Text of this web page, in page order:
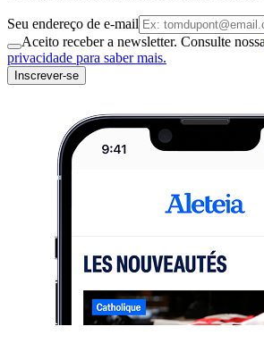
Seu endereço de e-mail
Aceito receber a newsletter. Consulte nossa
privacidade para saber mais.
Inscrever-se